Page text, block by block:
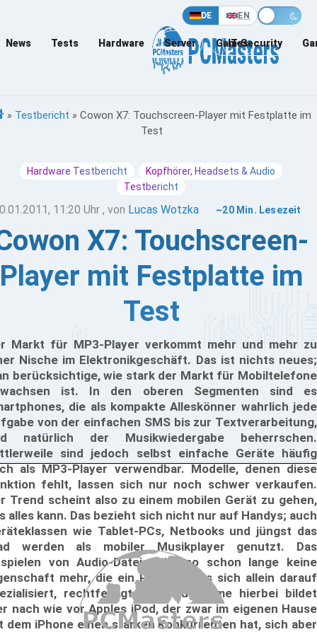
DE EN
News Tests Hardware Server Games
IT-Security
» Testbericht » Cowon X7: Touchscreen-Player mit Festplatte im
Test
Hardware Testbericht
Kopfhörer, Headsets & Audio
Testbericht
11:20 Uhr , von Lucas Wotzka ~20 Min. Lesezeit
X7: Touchscreen-
Player mit Festplatte im
Test
Markt für MP3-Player verkommt mehr und mehr zu
Nische im Elektronikgeschäft. Das ist nichts neues;
berücksichtige, wie stark der Markt für Mobiltelefone
ist. In den oberen Segmenten sind es
die als kompakte Alleskönner wahrlich jede
von der einfachen SMS bis zur Textverarbeitung,
natürlich der Musikwiedergabe beherrschen.
sind jedoch selbst einfache Geräte häufig
als MP3-Player verwendbar. Modelle, denen diese
fehlt, lassen sich nur noch schwer verkaufen.
Trend scheint also zu einem mobilen Gerät zu gehen,
alles kann. Das bezieht sich nicht nur auf Handys; auch
wie Tablet-PCs, Netbooks und jüngst das
werden als mobiler Musikplayer genutzt. Das
von Audio-Dateien ist so schon lange keine
mehr, die ein Produkt, das sich allein darauf
rechtfertigt. Eine Ausnahme hierbei bildet
nach wie vor Apples iPod, der zwar im eigenen Hause
dem iPhone einen starken Konkurrenten hat, sich aber